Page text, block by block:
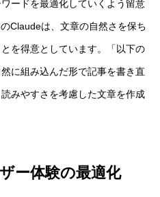
ードを最適化していくよう留意
Claudeは、文章の自然さを保ち
を得意としています。「以下の
に組み込んだ形で記事を書き直
みやすさを考慮した文章を作成
ー体験の最適化